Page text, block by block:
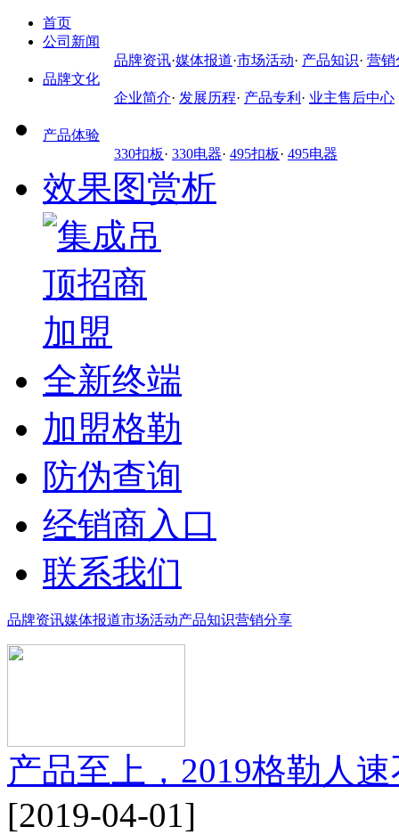
首页
公司新闻
品牌资讯·媒体报道·市场活动· 产品知识· 营销
品牌文化
企业简介· 发展历程· 产品专利 · 业主售后中心
产品体验
330扣板· 330电器· 495扣板· 495电器
效果图赏析
全新终端
加盟格勒
防伪查询
经销商入口
联系我们
品牌资讯媒体报道市场活动产品知识营销分享
产品至上，2019格勒人
[2019-04-01]